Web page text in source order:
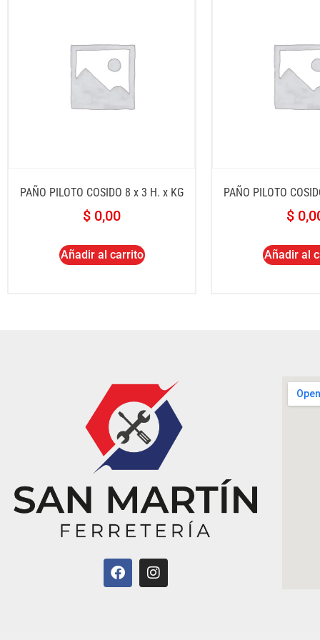
PAÑO PILOTO COSIDO 8 x 3 H. x KG
$ 0,00
Añadir al carrito
PAÑO PILOTO
$
Añadir al